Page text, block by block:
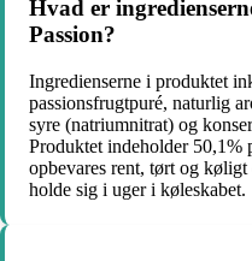
Hvad er
Passion?
Ingredienserne i produktet
passionsfrugtpuré, naturlig
syre (natriumnitrat) og
Produktet indeholder 50,1%
opbevares rent, tørt og
holde sig i uger i køleskabet.